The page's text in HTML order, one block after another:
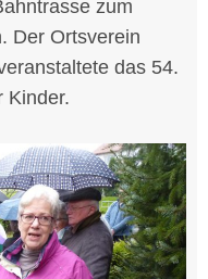
zum
Der Ortsverein
das 54.
Kinder.